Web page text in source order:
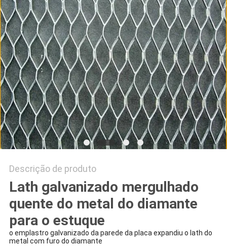
PRIVACY
POLICY
Descrição de produto
Lath galvanizado mergulhado
quente do metal do diamante
para o estuque
o emplastro galvanizado da parede da placa expandiu o lath do
metal com furo do diamante